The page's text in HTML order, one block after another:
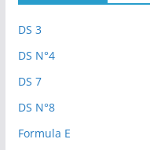
DS 3
DS N°4
DS 7
DS N°8
Formula E